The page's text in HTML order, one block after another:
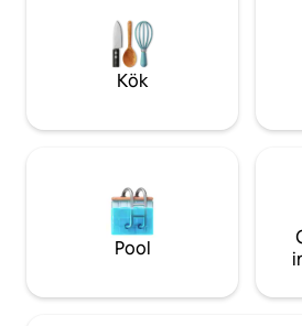
Center, Kimihurura, Rugando och
Remera – och erbjuder avskildhet,
tillgänglighet och allt du behöver för
smidig vistelse i Kigali.
Kök
Pool